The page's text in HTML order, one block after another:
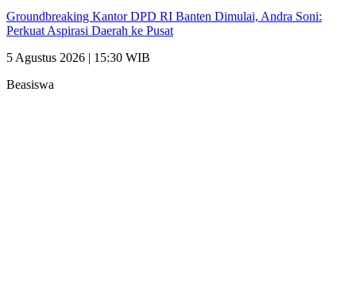
Groundbreaking Kantor DPD RI Banten Dimulai, Andra Soni:
Perkuat Aspirasi Daerah ke Pusat
5 Agustus 2026 | 15:30 WIB
Beasiswa